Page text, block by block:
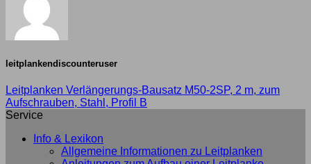
leitplankendiscounteruser
Leitplanken Verlängerungs-Bausatz M50-2SP, 2 m, zum
Aufschrauben, Stahl, Profil B
Service
Info & Lexikon
Allgemeine Informationen zu Leitplanken